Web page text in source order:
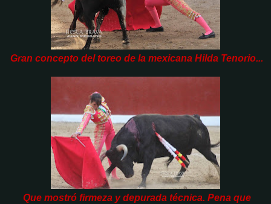
Gran concepto del toreo de la mexicana Hilda Tenorio...
Que mostró firmeza y depurada técnica. Pena que